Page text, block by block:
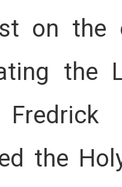
on the
the
the